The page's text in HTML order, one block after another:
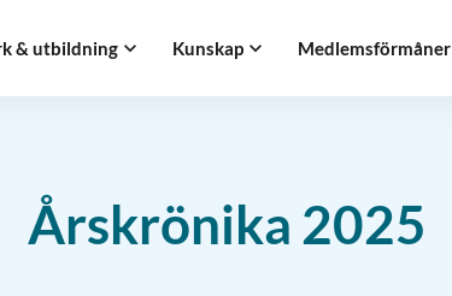
& utbildning Kunskap Medlemsförmåner
Årskrönika 2025